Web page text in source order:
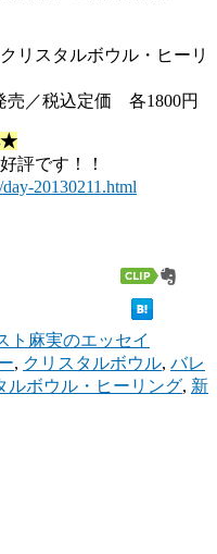
リスタルボウル・ヒーリ
売／税込定価 各1800円
★
評です！！
20130211.html
ト麻実のエッセイ
, クリスタルボウル, バレ
ルボウル・ヒーリング, 新